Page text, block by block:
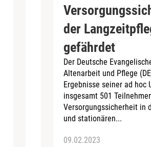
der
gefährdet
Der Deutsche
Altenarbeit und Pflege
Ergebnisse seiner ad hoc
insgesamt 501
Versorgungssicherheit in
und stationären...
09.02.2023